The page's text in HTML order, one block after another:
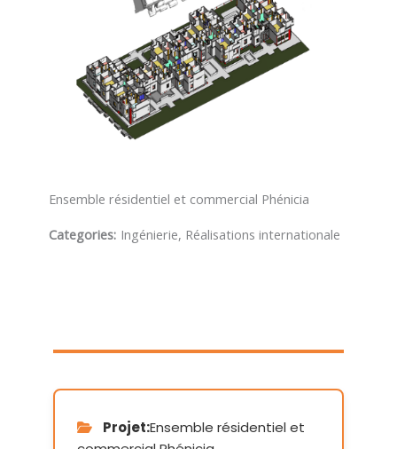
Ensemble résidentiel et commercial Phénicia
Categories: Ingénierie, Réalisations internationale
Projet:Ensemble résidentiel et